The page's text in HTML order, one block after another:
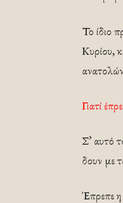
Το ίδιο
Κυρίου,
Γιατί
Σ’ αυτό
δουν με
Έπρεπε η